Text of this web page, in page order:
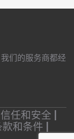
们的服务商都经
信任和安全 |
款和条件 |